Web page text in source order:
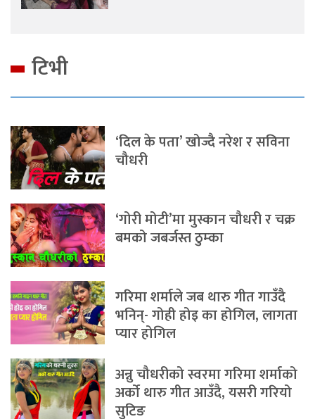
टिभी
‘दिल के पता’ खोज्दै नरेश र सविना
चौधरी
‘गोरी मोटी’मा मुस्कान चौधरी र चक्र
बमको जबर्जस्त ठुम्का
गरिमा शर्माले जब थारु गीत गाउँदै
भनिन्- गोही होइ का होगिल, लागता
प्यार होगिल
अन्नु चौधरीको स्वरमा गरिमा शर्माको
अर्को थारु गीत आउँदै, यसरी गरियो
सुटिङ